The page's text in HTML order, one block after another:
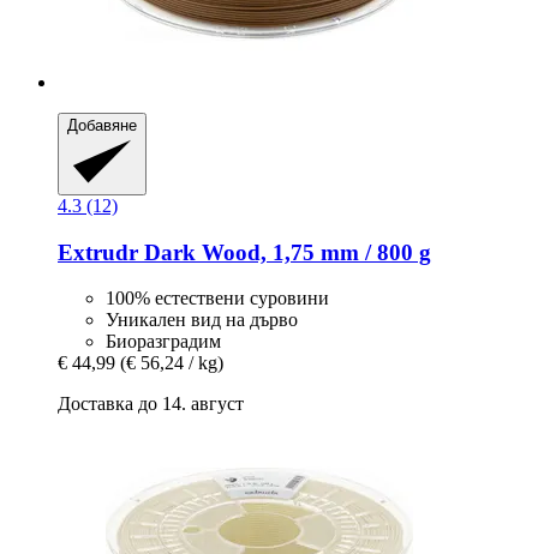
Добавяне
4.3 (12)
Extrudr Dark Wood, 1,75 mm / 800 g
100% естествени суровини
Уникален вид на дърво
Биоразградим
€ 44,99 (€ 56,24 / kg)
Доставка до 14. август